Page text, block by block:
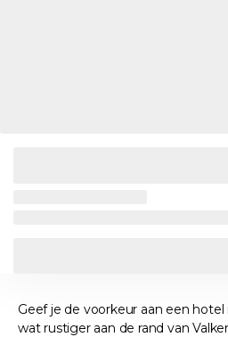
Geef je de voorkeur aan een
wat rustiger aan de rand van